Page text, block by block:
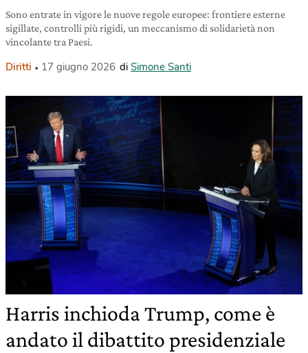
Sono entrate in vigore le nuove regole europee: frontiere esterne
sigillate, controlli più rigidi, un meccanismo di solidarietà non
vincolante tra Paesi.
Diritti 17 giugno 2026 di Simone Santi
Harris inchioda Trump, come è
andato il dibattito presidenziale